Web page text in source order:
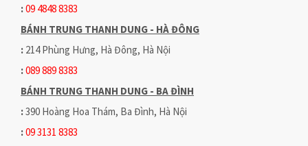
:09 4848 8383
BÁNH TRUNG THANH DUNG - HÀ ĐÔNG
: 214 Phùng Hưng, Hà Đông, Hà Nội
:089 889 8383
BÁNH TRUNG THANH DUNG - BA ĐÌNH
:390 Hoàng Hoa Thám, Ba Đình, Hà Nội
:09 3131 8383